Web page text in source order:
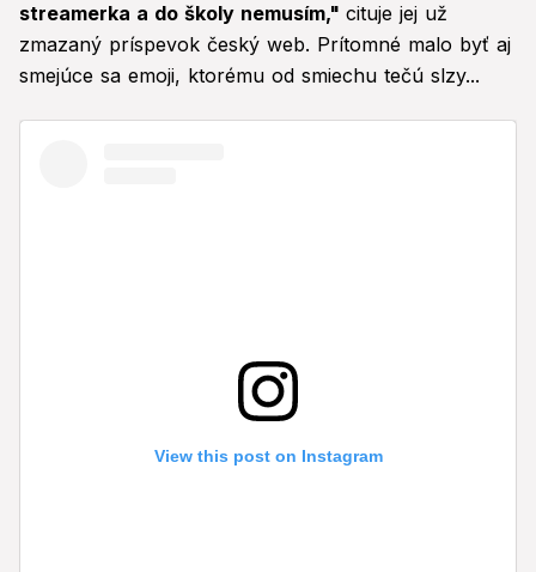
streamerka a do školy nemusím," cituje jej už
zmazaný príspevok český web. Prítomné malo byť aj
smejúce sa emoji, ktorému od smiechu tečú slzy...